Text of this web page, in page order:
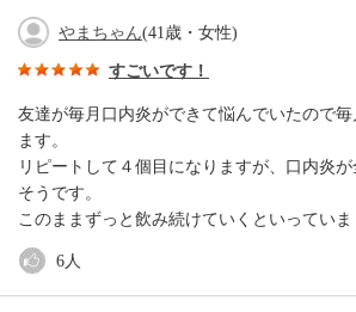
やまちゃん(41歳・女性)
すごいです！
友達が毎月口内炎ができて悩んでいたので
ます。
リピートして４個目になりますが、口内炎
そうです。
このままずっと飲み続けていくといっていま
6人